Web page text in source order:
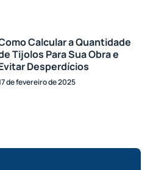
Calcular a Quantidade
Tijolos Para Sua Obra e
Desperdícios
de fevereiro de 2025